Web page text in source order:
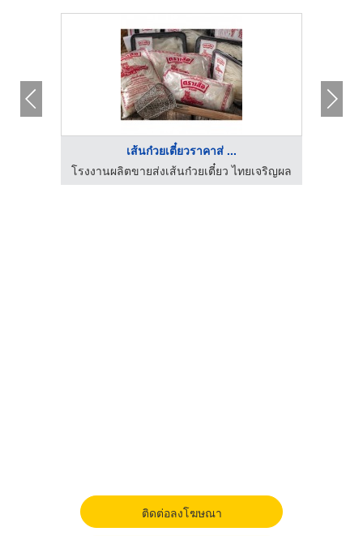
เส้นก๋วยเตี๋ยวราคาส่ ...
โรงงานผลิตขายส่งเส้นก๋วยเตี๋ยว ไทยเจริญผล
ติดต่อลงโฆษณา